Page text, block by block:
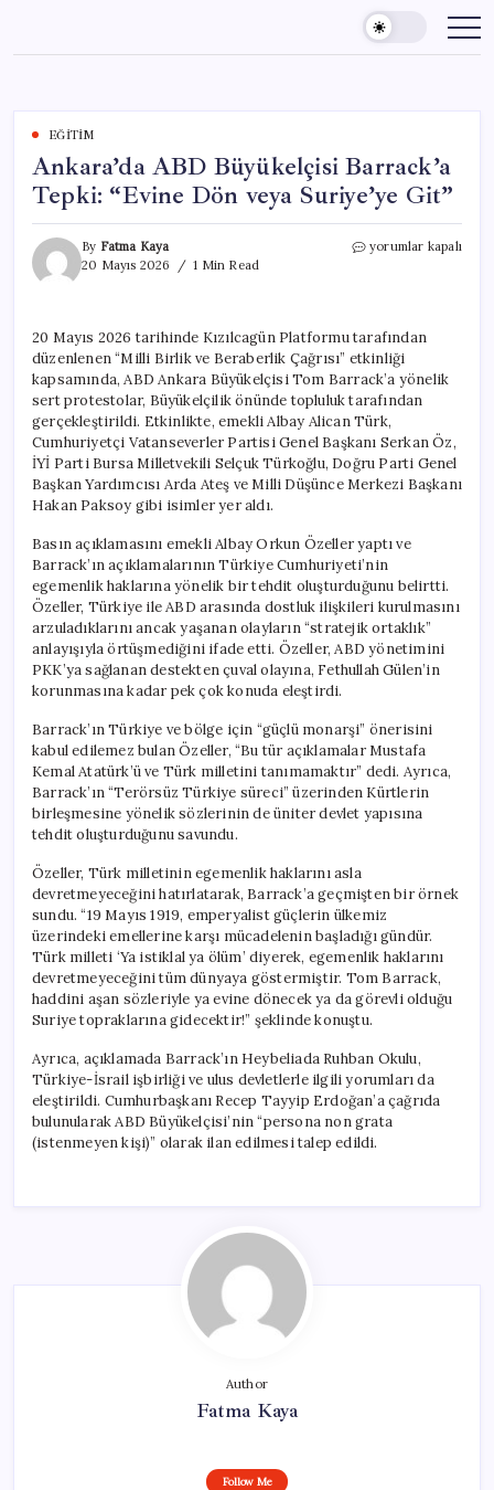
content
EĞITIM
Ankara’da ABD Büyükelçisi Barrack’a
Tepki: “Evine Dön veya Suriye’ye Git”
By Fatma Kaya
20 Mayıs 2026
1 Min Read
Ankara’da
“Evine
Dön
veya
Suriye’ye
Git”
için
yorumlar kapalı
20 Mayıs 2026 tarihinde Kızılcagün Platformu tarafından
düzenlenen “Milli Birlik ve Beraberlik Çağrısı” etkinliği
kapsamında, ABD Ankara Büyükelçisi Tom Barrack’a yönelik
sert protestolar, Büyükelçilik önünde topluluk tarafından
gerçekleştirildi. Etkinlikte, emekli Albay Alican Türk,
Cumhuriyetçi Vatanseverler Partisi Genel Başkanı Serkan Öz,
İYİ Parti Bursa Milletvekili Selçuk Türkoğlu, Doğru Parti Genel
Başkan Yardımcısı Arda Ateş ve Milli Düşünce Merkezi Başkanı
Hakan Paksoy gibi isimler yer aldı.
Basın açıklamasını emekli Albay Orkun Özeller yaptı ve
Barrack’ın açıklamalarının Türkiye Cumhuriyeti’nin
egemenlik haklarına yönelik bir tehdit oluşturduğunu belirtti.
Özeller, Türkiye ile ABD arasında dostluk ilişkileri kurulmasını
arzuladıklarını ancak yaşanan olayların “stratejik ortaklık”
anlayışıyla örtüşmediğini ifade etti. Özeller, ABD yönetimini
PKK’ya sağlanan destekten çuval olayına, Fethullah Gülen’in
korunmasına kadar pek çok konuda eleştirdi.
Barrack’ın Türkiye ve bölge için “güçlü monarşi” önerisini
kabul edilemez bulan Özeller, “Bu tür açıklamalar Mustafa
Kemal Atatürk’ü ve Türk milletini tanımamaktır” dedi. Ayrıca,
Barrack’ın “Terörsüz Türkiye süreci” üzerinden Kürtlerin
birleşmesine yönelik sözlerinin de üniter devlet yapısına
tehdit oluşturduğunu savundu.
Özeller, Türk milletinin egemenlik haklarını asla
devretmeyeceğini hatırlatarak, Barrack’a geçmişten bir örnek
sundu. “19 Mayıs 1919, emperyalist güçlerin ülkemiz
üzerindeki emellerine karşı mücadelenin başladığı gündür.
Türk milleti ‘Ya istiklal ya ölüm’ diyerek, egemenlik haklarını
devretmeyeceğini tüm dünyaya göstermiştir. Tom Barrack,
haddini aşan sözleriyle ya evine dönecek ya da görevli olduğu
Suriye topraklarına gidecektir!” şeklinde konuştu.
Ayrıca, açıklamada Barrack’ın Heybeliada Ruhban Okulu,
Türkiye-İsrail işbirliği ve ulus devletlerle ilgili yorumları da
eleştirildi. Cumhurbaşkanı Recep Tayyip Erdoğan’a çağrıda
bulunularak ABD Büyükelçisi’nin “persona non grata
(istenmeyen kişi)” olarak ilan edilmesi talep edildi.
Author
Fatma Kaya
Follow Me